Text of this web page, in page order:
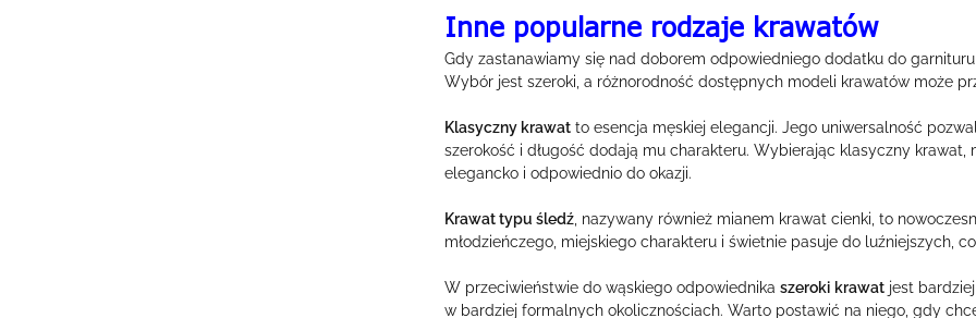
Inne popularne rodzaje krawatów
Gdy zastanawiamy się nad doborem odpowiedniego dodatku do
Wybór jest szeroki, a różnorodność dostępnych modeli krawatów może
Klasyczny krawatto esencja męskiej elegancji. Jego uniwersalność
szerokość i długość dodają mu charakteru. Wybierając klasyczny
elegancko i odpowiednio do okazji.
Krawat typu śledź, nazywany również mianem krawat cienki, to
młodzieńczego, miejskiego charakteru i świetnie pasuje do luźniejszych,
W przeciwieństwie do wąskiego odpowiednika szeroki krawatjest
w bardziej formalnych okolicznościach. Warto postawić na niego, gdy